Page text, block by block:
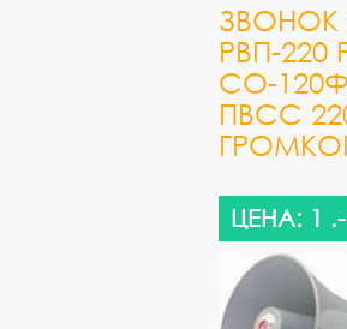
ЗВОНОК
РВП-
СО-120Ф
ПВСС
ЦЕНА: 1 .-